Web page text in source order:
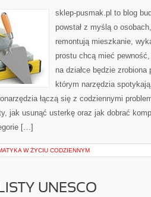
sklep-pusmak.pl to blog
powstał z myślą o
remontują mieszkanie,
prostu chcą mieć
na działce będzie
którym narzędzia
łączą się z codziennymi
jak usunąć usterkę oraz jak dobrać
[…]
W ŻYCIU CODZIENNYM
UNESCO